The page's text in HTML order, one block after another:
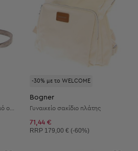
Γυναικείο σακίδιο πλάτης από οικολογικό δέρμα
-30% με το WELCOME
Bogner
Γυναικείο σακίδιο πλάτης
71,44 €
Συνιστώμενη τιμή:
RRP 179,00 € (-60%)